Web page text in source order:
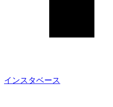
インスタベース